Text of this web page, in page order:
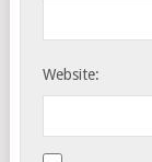
Website: